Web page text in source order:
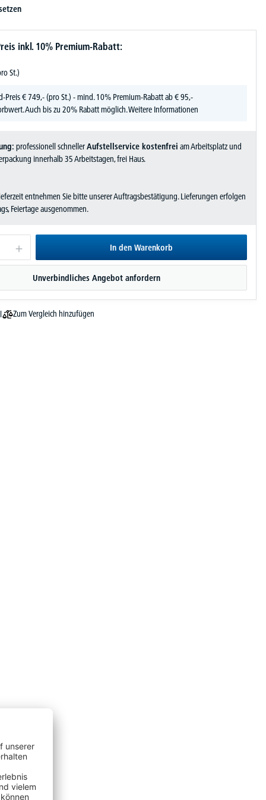
inkl. 10% Premium-Rabatt:
St.)
Preis€749,-(pro St.) - mind. 10% Premium-Rabatt ab € 95,-
Auch bis zu 20% Rabatt möglich.Weitere Informationen
professionell schnellerAufstellservice kostenfrei am Arbeitsplatz und
innerhalb 35 Arbeitstagen, frei Haus.
entnehmen Sie bitte unserer Auftragsbestätigung. Lieferungen erfolgen
Feiertage ausgenommen.
In den Warenkorb
Unverbindliches Angebot anfordern
Zum Vergleich hinzufügen